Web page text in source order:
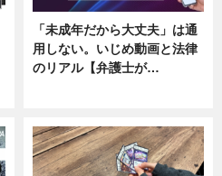
「未成年だから大丈夫」は通
用しない。いじめ動画と法律
のリアル【弁護士が…